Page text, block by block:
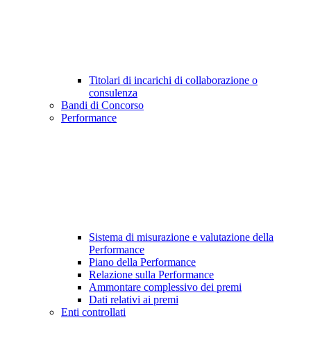
Titolari di incarichi di collaborazione o
consulenza
Bandi di Concorso
Performance
Sistema di misurazione e valutazione della
Performance
Piano della Performance
Relazione sulla Performance
Ammontare complessivo dei premi
Dati relativi ai premi
Enti controllati